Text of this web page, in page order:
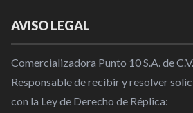
AVISO LEGAL
Comercializadora Punto 10 S.A. de C.V.
Responsable de recibir y resolver
con la Ley de Derecho de Réplica: